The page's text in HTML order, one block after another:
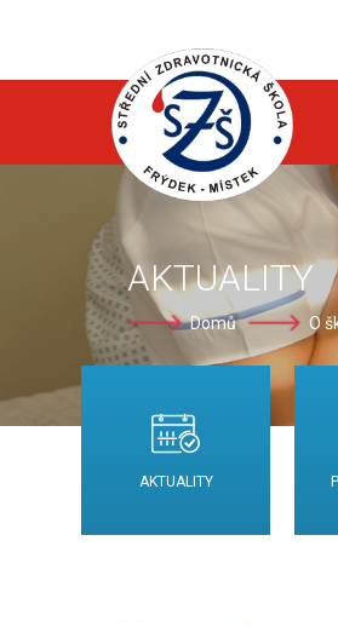
AKTUALITY
Domů O
AKTUALITY